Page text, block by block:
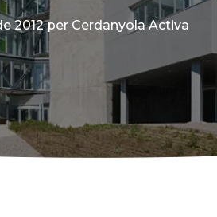
2012 per Cerdanyola Activa